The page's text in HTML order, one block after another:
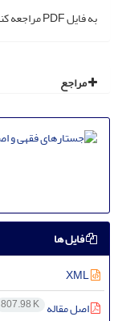
به فایل PDF مراجعه کنید.
مراجع
فایل ها
اصل مقاله 807.98 K